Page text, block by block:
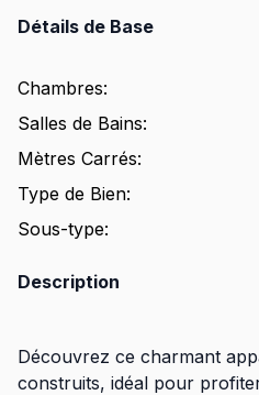
Détails de Base
Chambres:
Salles de Bains:
Mètres Carrés:
Type de Bien:
Sous-type:
Description
Découvrez ce charmant
construits, idéal pour